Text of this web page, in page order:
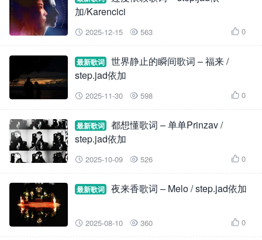
加/Karencici
 2025-12-15  563  0
最新歌词
世界静止的瞬间歌词 – 福来 /
step.jad依加
 2025-11-30  598  0
最新歌词
都想懂歌词 – 单单Prinzav /
step.jad依加
 2025-10-09  526  0
最新歌词 夜来香歌词 – Melo / step.jad依加
 2025-08-10  360  0